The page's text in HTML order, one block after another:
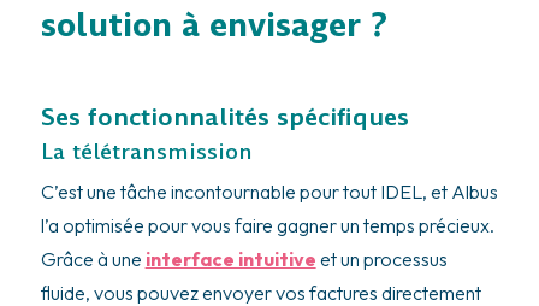
solution à envisager ?
Ses fonctionnalités spécifiques
La télétransmission
C’est une tâche incontournable pour tout IDEL, et Albus
l’a optimisée pour vous faire gagner un temps précieux.
Grâce à une interface intuitive et un processus
fluide, vous pouvez envoyer vos factures directement